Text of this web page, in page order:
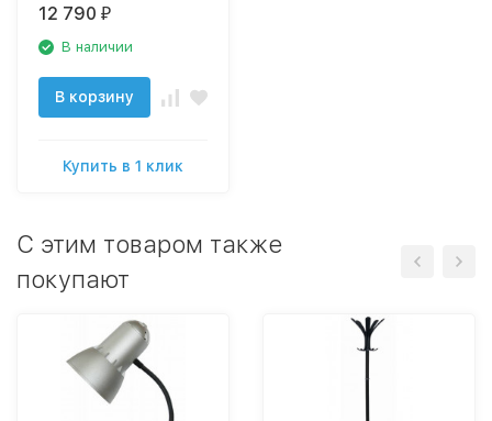
12 790 ₽
В наличии
В корзину
Купить в 1 клик
C этим товаром также
покупают